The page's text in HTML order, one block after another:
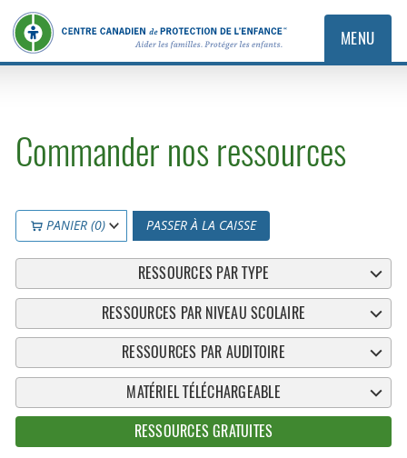
MENU
Commander nos ressources
PANIER (0) PASSER À LA CAISSE
RESSOURCES PAR TYPE
RESSOURCES PAR NIVEAU SCOLAIRE
RESSOURCES PAR AUDITOIRE
MATÉRIEL TÉLÉCHARGEABLE
RESSOURCES GRATUITES